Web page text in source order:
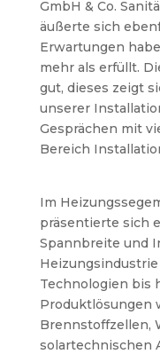
GmbH & Co.
äußerte sich
Erwartungen
mehr als erfüllt.
gut, dieses zeigt
unserer
Gesprächen mit
Bereich
Im
präsentierte sich
Spannbreite und
Technologien bis
Produktlösungen
Brennstoffzellen,
solartechnischen